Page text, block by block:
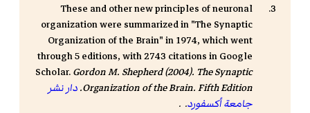
These and other new principles of neuronal
organization were summarized in "The Synaptic
Organization of the Brain" in 1974, which went
through 5 editions, with 2743 citations in Google
Scholar.Gordon M. Shepherd (2004). The Synaptic
Organization of the Brain. Fifth Edition
.دار نشر
جامعة أكسفورد. .